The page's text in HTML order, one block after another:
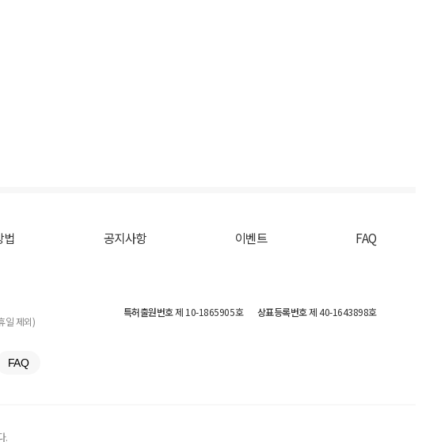
법 공지사항 이벤트 FAQ
일 제외)
FAQ
특허출원번호제 10-1865905호 상표등록번호제 40-1643898호
.